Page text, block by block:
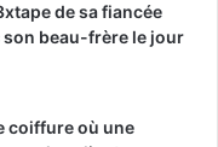
de sa fiancée
son beau-frère le jour
coiffure où une